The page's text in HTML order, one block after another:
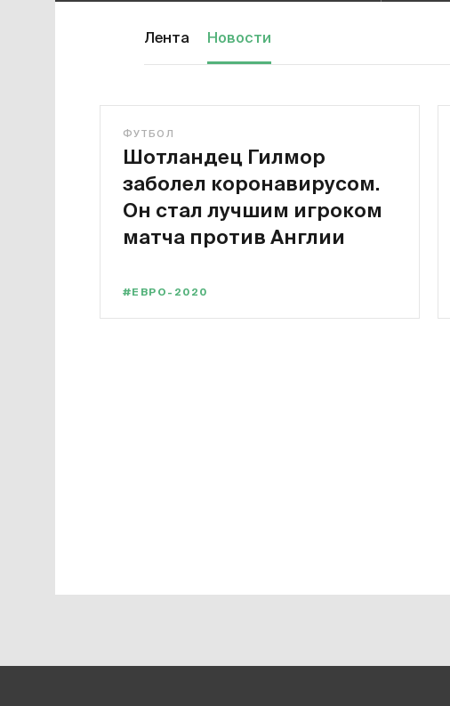
Лента Новости
ФУТБОЛ
Шотландец Гилмор
заболел коронавирусом.
Он стал лучшим игроком
матча против Англии
#ЕВРО-2020